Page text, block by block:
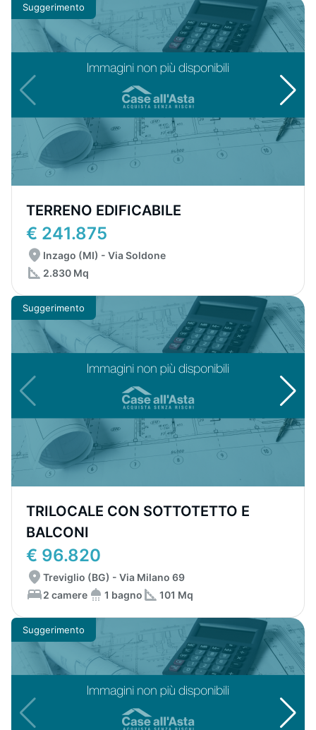
Suggerimento
TERRENO EDIFICABILE
€ 241.875
Inzago (MI) - Via Soldone
2.830 Mq
Suggerimento
TRILOCALE CON SOTTOTETTO E
BALCONI
€ 96.820
Treviglio (BG) - Via Milano 69
2 camere
1 bagno 101 Mq
Suggerimento